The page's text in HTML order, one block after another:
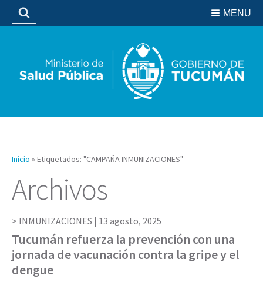
Biblioteca
MENU
Buscar
Inicio » Etiquetados: "CAMPAÑA INMUNIZACIONES"
Archivos
INMUNIZACIONES | 13 agosto, 2025
Tucumán refuerza la prevención con una
jornada de vacunación contra la gripe y el
dengue